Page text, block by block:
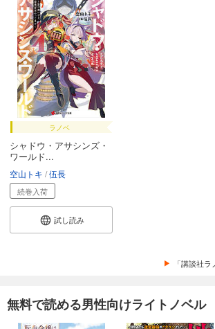
ラノベ
シャドウ・アサシンズ・
ワールド...
空山トキ 伍長
続巻入荷
試し読み
「講談社
無料で読める男性向けライトノベル